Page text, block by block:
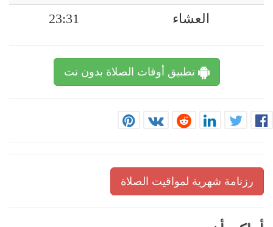
العشاء
23:31
تطبيق أوقات الصلاة بدون نت
رزنامة شهرية لمواقيت الصلاة